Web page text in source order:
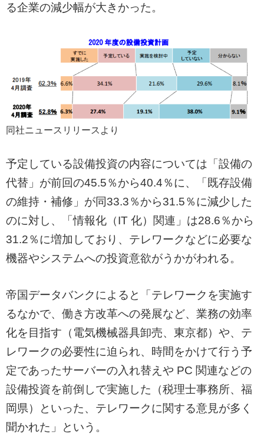
る企業の減少幅が大きかった。
同社ニュースリリースより
予定している設備投資の内容については「設備の
代替」が前回の45.5％から40.4％に、「既存設備
の維持・補修」が同33.3％から31.5％に減少した
のに対し、「情報化（IT 化）関連」は28.6％から
31.2％に増加しており、テレワークなどに必要な
機器やシステムへの投資意欲がうかがわれる。
帝国データバンクによると「テレワークを実施す
るなかで、働き方改革への発展など、業務の効率
化を目指す（電気機械器具卸売、東京都）や、テ
レワークの必要性に迫られ、時間をかけて行う予
定であったサーバーの入れ替えや PC 関連などの
設備投資を前倒しで実施した（税理士事務所、福
岡県）といった、テレワークに関する意見が多く
聞かれた」という。